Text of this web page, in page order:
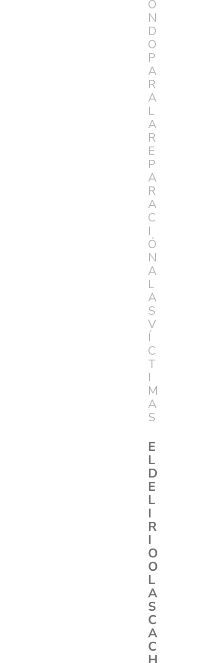
O
N
D
O
P
A
R
A
L
A
R
E
P
A
R
A
C
I
Ó
N
A
L
A
S
V
Í
C
T
I
M
A
S
E
L
D
E
L
I
R
I
O
O
L
A
S
C
A
C